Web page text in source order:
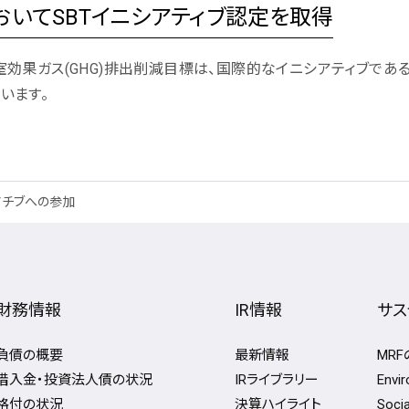
てSBTイニシアティブ認定を取得
果ガス(GHG)排出削減目標は、国際的なイニシアティブであ
ます。
ブへの参加
務情報
債の概要
入金・投資法人債の状況
付の状況
IR情報
最新情報
IRライブラリー
決算ハイライト
サ
MRF